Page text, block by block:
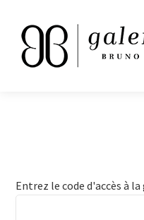
Entrez le code d'accès à